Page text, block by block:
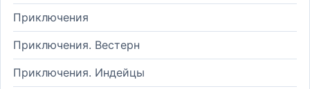
Приключения
Приключения. Вестерн
Приключения. Индейцы